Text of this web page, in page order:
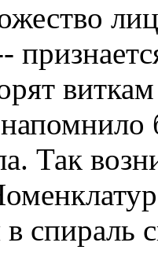
Так
спираль